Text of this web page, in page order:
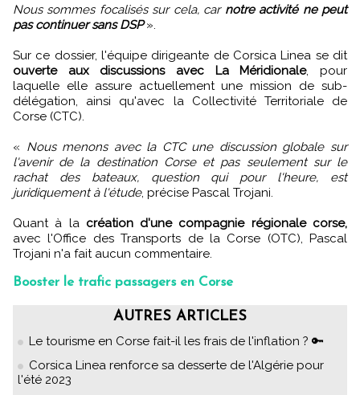
Nous sommes focalisés sur cela, car notre activité ne peut
pas continuer sans DSP».
Sur ce dossier, l'équipe dirigeante de Corsica Linea se dit
ouverte aux discussions avec La Méridionale, pour
laquelle elle assure actuellement une mission de sub-
délégation, ainsi qu'avec la Collectivité Territoriale de
Corse (CTC).
« Nous menons avec la CTC une discussion globale sur
l'avenir de la destination Corse et pas seulement sur le
rachat des bateaux, question qui pour l'heure, est
juridiquement à l'étude, précise Pascal Trojani.
Quant à la création d'une compagnie régionale corse,
avec l'Office des Transports de la Corse (OTC), Pascal
Trojani n'a fait aucun commentaire.
Booster le trafic passagers en Corse
AUTRES ARTICLES
Le tourisme en Corse fait-il les frais de l'inflation ? 🔑
Corsica Linea renforce sa desserte de l'Algérie pour
l'été 2023